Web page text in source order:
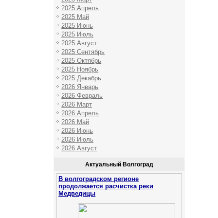
2025 Апрель
2025 Май
2025 Июнь
2025 Июль
2025 Август
2025 Сентябрь
2025 Октябрь
2025 Ноябрь
2025 Декабрь
2026 Январь
2026 Февраль
2026 Март
2026 Апрель
2026 Май
2026 Июнь
2026 Июль
2026 Август
Актуальный Волгоград
В волгоградском регионе
продолжается расчистка реки
Медведицы